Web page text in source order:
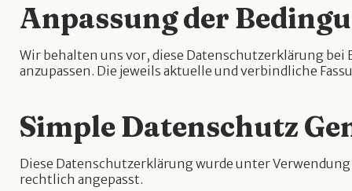
Anpassung der
Wir behalten uns vor, diese Datenschutzerklärung
anzupassen. Die jeweils aktuelle und verbindliche
Simple Datenschutz
Diese Datenschutzerklärung wurde unter
rechtlich angepasst.